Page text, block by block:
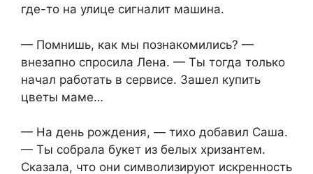
где-то на улице сигналит машина.
— Помнишь, как мы познакомились? —
внезапно спросила Лена. — Ты тогда только
начал работать в сервисе. Зашел купить
цветы маме…
— На день рождения, — тихо добавил Саша.
— Ты собрала букет из белых хризантем.
Сказала, что они символизируют искренность